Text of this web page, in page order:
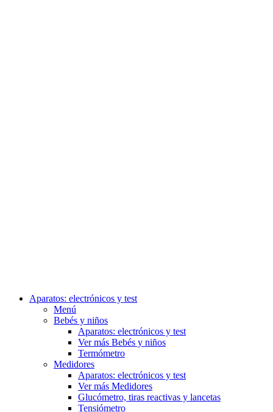
Aparatos: electrónicos y test
Menú
Bebés y niños
Aparatos: electrónicos y test
Ver más Bebés y niños
Termómetro
Medidores
Aparatos: electrónicos y test
Ver más Medidores
Glucómetro, tiras reactivas y lancetas
Tensiómetro